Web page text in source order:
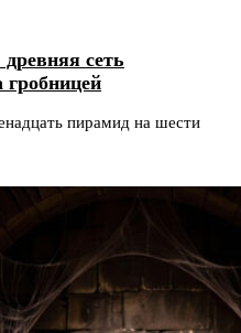
сеть
гробницей
пирамид на шести